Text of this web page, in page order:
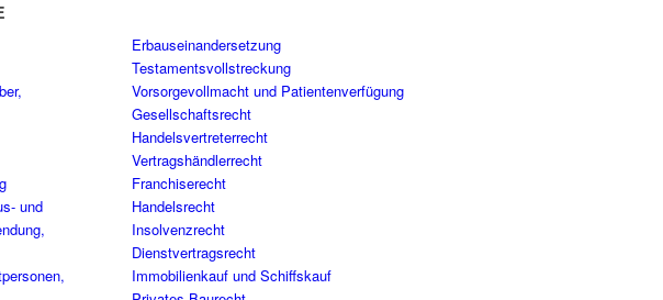
und
Erbauseinandersetzung
Testamentsvollstreckung
Vorsorgevollmacht und Patientenverfügung
Gesellschaftsrecht
Handelsvertreterrecht
Vertragshändlerrecht
Franchiserecht
Handelsrecht
Insolvenzrecht
Dienstvertragsrecht
Immobilienkauf und Schiffskauf